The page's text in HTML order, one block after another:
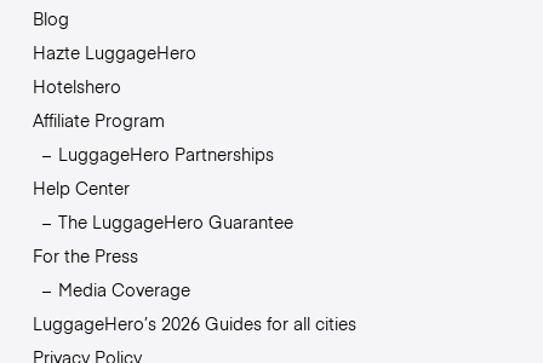
Blog
Hazte LuggageHero
Hotelshero
Affiliate Program
LuggageHero Partnerships
Help Center
The LuggageHero Guarantee
For the Press
Media Coverage
LuggageHero’s 2026 Guides for all cities
Privacy Policy